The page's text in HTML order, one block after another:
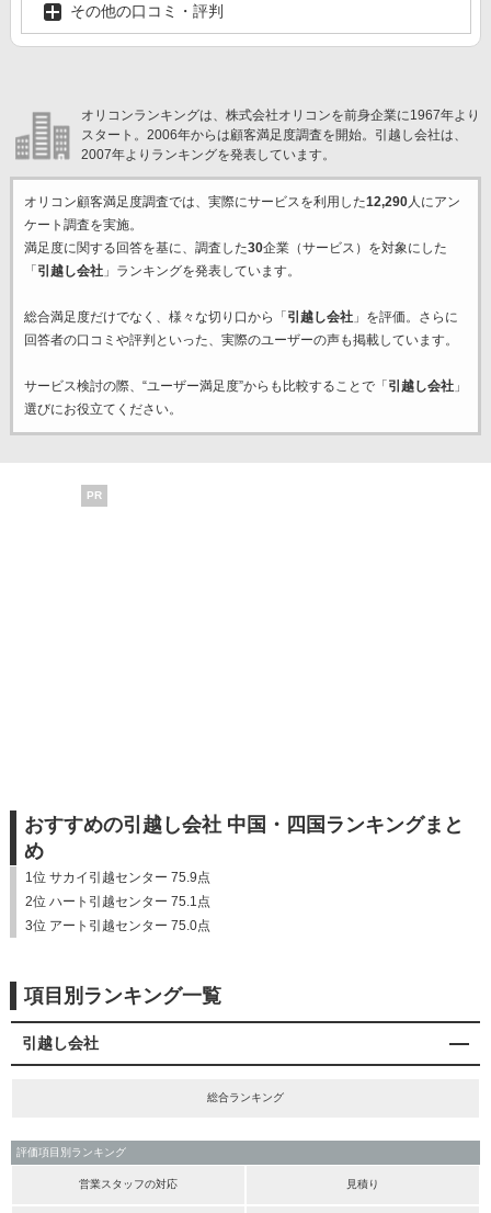
その他の口コミ・評判
オリコンランキングは、株式会社オリコンを前身企業に1967年より
スタート。2006年からは顧客満足度調査を開始。引越し会社は、
2007年よりランキングを発表しています。
オリコン顧客満足度調査では、実際にサービスを利用した12,290人にアン
ケート調査を実施。
満足度に関する回答を基に、調査した30企業（サービス）を対象にした
「 引越し会社」ランキングを発表しています。
総合満足度だけでなく、様々な切り口から「 引越し会社」を評価。さらに
回答者の口コミや評判といった、実際のユーザーの声も掲載しています。
サービス検討の際、“ユーザー満足度”からも比較することで「 引越し会社」
選びにお役立てください。
PR
おすすめの引越し会社 中国・四国ランキングまと
め
1位 サカイ引越センター 75.9点
2位 ハート引越センター 75.1点
3位 アート引越センター 75.0点
項目別ランキング一覧
引越し会社
総合ランキング
評価項目別ランキング
営業スタッフの対応 見積り